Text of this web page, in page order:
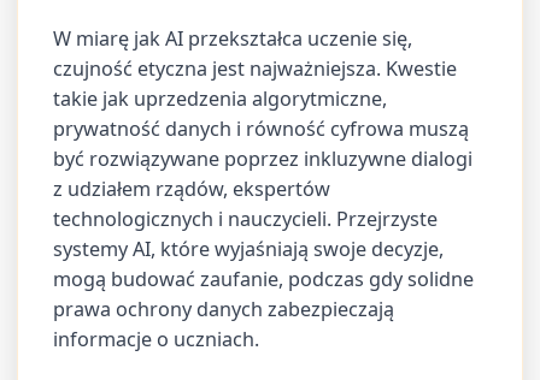
W miarę jak AI przekształca uczenie się,
czujność etyczna jest najważniejsza. Kwestie
takie jak uprzedzenia algorytmiczne,
prywatność danych i równość cyfrowa muszą
być rozwiązywane poprzez inkluzywne dialogi
z udziałem rządów, ekspertów
technologicznych i nauczycieli. Przejrzyste
systemy AI, które wyjaśniają swoje decyzje,
mogą budować zaufanie, podczas gdy solidne
prawa ochrony danych zabezpieczają
informacje o uczniach.